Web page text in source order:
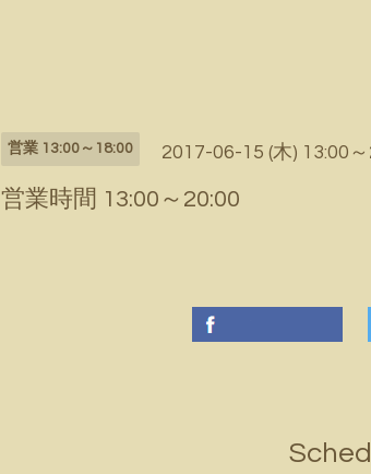
営業 13:00～18:00 2017-06-15 (木) 13:00
営業時間 13:00～20:00